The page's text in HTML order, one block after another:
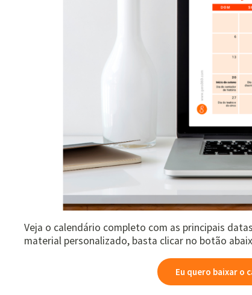
Veja o calendário completo com as principais
material personalizado, basta clicar no botão
Eu quero baixar o